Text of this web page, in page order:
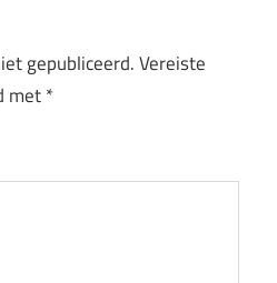
gepubliceerd.Vereiste
met*